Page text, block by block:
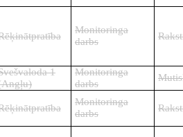
Monitoringa
darbs
1
Monitoringa
darbs
Monitoringa
darbs